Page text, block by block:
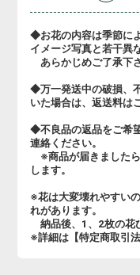
◆お花の内容は季節に
イメージ写真と若干異
あらかじめご了承下さ
◆万一発送中の破損、
いた場合は、返送料は
◆不良品の返品をご希
連絡ください。
※商品が届きました
します。
※花は大変壊れやすい
れがあります。
納品後、1、2枚の花
※詳細は【特定商取引